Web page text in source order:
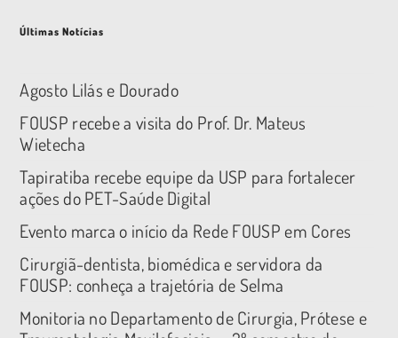
Últimas Notícias
Agosto Lilás e Dourado
FOUSP recebe a visita do Prof. Dr. Mateus
Wietecha
Tapiratiba recebe equipe da USP para fortalecer
ações do PET-Saúde Digital
Evento marca o início da Rede FOUSP em Cores
Cirurgiã-dentista, biomédica e servidora da
FOUSP: conheça a trajetória de Selma
Monitoria no Departamento de Cirurgia, Prótese e